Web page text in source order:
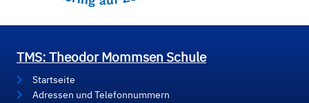
TMS: Theodor Mommsen Schule
Startseite
Adressen und Telefonnummern